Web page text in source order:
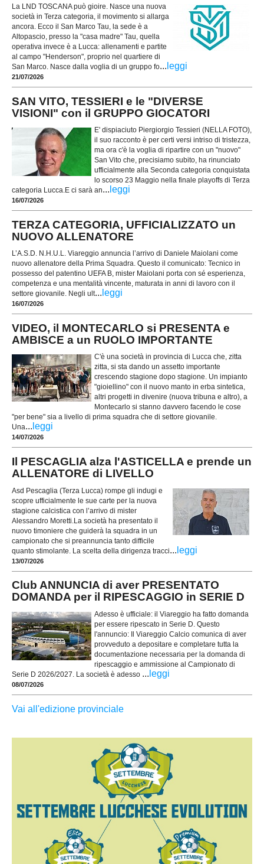
La LND TOSCANA può gioire. Nasce una nuova
società in Terza categoria, il movimento si allarga
ancora. Ecco il San Marco Tau, la sede è a
Altopascio, presso la "casa madre" Tau, quella
operativa invece è a Lucca: allenamenti e partite
al campo "Henderson", proprio nel quartiere di
San Marco. Nasce dalla voglia di un gruppo fo... leggi
21/07/2026
SAN VITO, TESSIERI e le "DIVERSE
VISIONI" con il GRUPPO GIOCATORI
E' dispiaciuto Piergiorgio Tessieri (NELLA FOTO),
il suo racconto è per certi versi intriso di tristezza,
ma ora c'è la voglia di ripartire con un "nuovo"
San Vito che, precisiamo subito, ha rinunciato
ufficialmente alla Seconda categoria conquistata
lo scorso 23 Maggio nella finale playoffs di Terza
categoria Lucca.E ci sarà an... leggi
16/07/2026
TERZA CATEGORIA, UFFICIALIZZATO un
NUOVO ALLENATORE
L’A.S.D. N.H.U.L. Viareggio annuncia l’arrivo di Daniele Maiolani come
nuovo allenatore della Prima Squadra. Questo il comunicato: Tecnico in
possesso del patentino UEFA B, mister Maiolani porta con sé esperienza,
competenza e una mentalità vincente, maturata in anni di lavoro con il
settore giovanile. Negli ult... leggi
16/07/2026
VIDEO, il MONTECARLO si PRESENTA e
AMBISCE a un RUOLO IMPORTANTE
C'è una società in provincia di Lucca che, zitta
zitta, si sta dando un assetto importante
crescendo stagione dopo stagione. Un impianto
"gioiellino" con il nuovo manto in erba sintetica,
altri progetti in divenire (nuova tribuna e altro), a
Montecarlo si stanno davvero facendo le cose
"per bene" sia a livello di prima squadra che di settore giovanile.
Una... leggi
14/07/2026
Il PESCAGLIA alza l'ASTICELLA e prende un
ALLENATORE di LIVELLO
Asd Pescaglia (Terza Lucca) rompe gli indugi e
scopre ufficialmente le sue carte per la nuova
stagione calcistica con l’arrivo di mister
Alessandro Moretti.La società ha presentato il
nuovo timoniere che guiderà la squadra in un
campionato che si preannuncia tanto difficile
quanto stimolante. La scelta della dirigenza tracci... leggi
13/07/2026
Club ANNUNCIA di aver PRESENTATO
DOMANDA per il RIPESCAGGIO in SERIE D
Adesso è ufficiale: il Viareggio ha fatto domanda
per essere ripescato in Serie D. Questo
l'annuncio: Il Viareggio Calcio comunica di aver
provveduto a depositare e completare tutta la
documentazione necessaria per la domanda di
ripescaggio e ammissione al Campionato di
Serie D 2026/2027. La società è adesso ... leggi
08/07/2026
Vai all'edizione provinciale